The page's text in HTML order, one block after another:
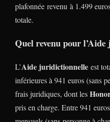
plafonnée revenu à 1.499
totale.
Quel revenu pour
L’Aide juridictionnelle est
inférieures à 941 euros (sans
frais juridiques, dont les
pris en charge. Entre 941